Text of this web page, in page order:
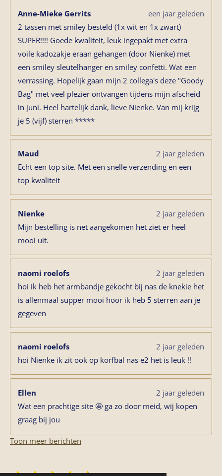
Anne-Mieke Gerrits
een jaar geleden
2 tassen met smiley besteld (1x wit en 1x zwart)
SUPER!!!! Goede kwaliteit, leuk ingepakt met extra
voile kadozakje eraan gehangen (door Nienke) met
een smiley sleutelhanger en smiley confetti. Wat een
verrassing. Hopelijk gaan mijn 2 collega's deze "Goody
Bag" met veel plezier ontvangen tijdens mijn afscheid
in juni. Heel hartelijk dank, lieve Nienke. Van mij krijg
je 5 (vijf) sterren *****
Maud
2 jaar geleden
Echt een top site. Met een snelle verzending en een
top kwaliteit
Nienke
2 jaar geleden
Mijn bestelling is net aangekomen het ziet er heel
mooi uit.
naomi roelofs
2 jaar geleden
hoi ik heb het armbandje gekocht bij nas de knekie het
is allenmaal supper mooi hoor ik heb 5 sterren aan je
gegeven
naomi roelofs
2 jaar geleden
hoi Nienke ik zit ook op korfbal nas e2 het is leuk !!
Ellen
2 jaar geleden
Wat een prachtige site 🤩 ga zo door meid, wij kopen
graag bij jou
Toon meer berichten